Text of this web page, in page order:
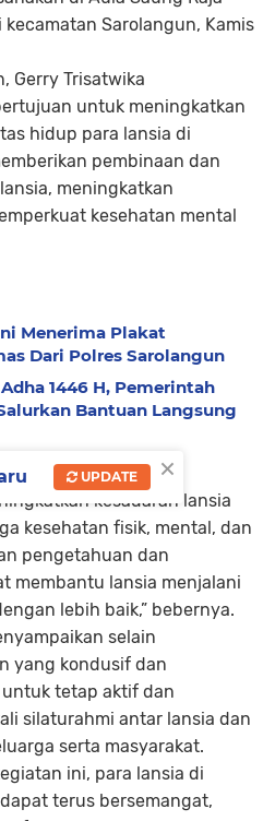
kecamatan Sarolangun, Kamis
Gerry Trisatwika
untuk meningkatkan
hidup para lansia di
pembinaan dan
meningkatkan
kesehatan mental
Menerima Plakat
Dari Polres Sarolangun
1446 H, Pemerintah
Bantuan Langsung
kesadaran lansia
kesehatan fisik, mental, dan
pengetahuan dan
membantu lansia menjalani
lebih baik,” bebernya.
selain
yang kondusif dan
tetap aktif dan
silaturahmi antar lansia dan
serta masyarakat.
ini, para lansia di
terus bersemangat,
×
UPDATE